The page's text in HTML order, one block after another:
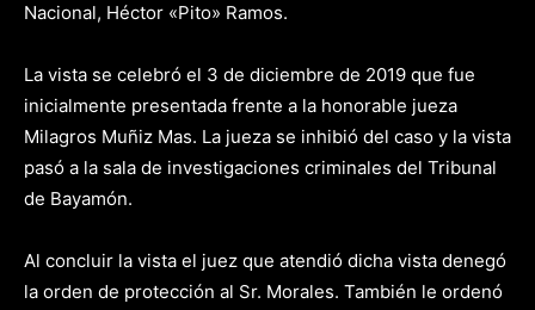
Nacional, Héctor «Pito» Ramos.
La vista se celebró el 3 de diciembre de 2019 que fue
inicialmente presentada frente a la honorable jueza
Milagros Muñiz Mas. La jueza se inhibió del caso y la vista
pasó a la sala de investigaciones criminales del Tribunal
de Bayamón.
Al concluir la vista el juez que atendió dicha vista denegó
la orden de protección al Sr. Morales. También le ordenó